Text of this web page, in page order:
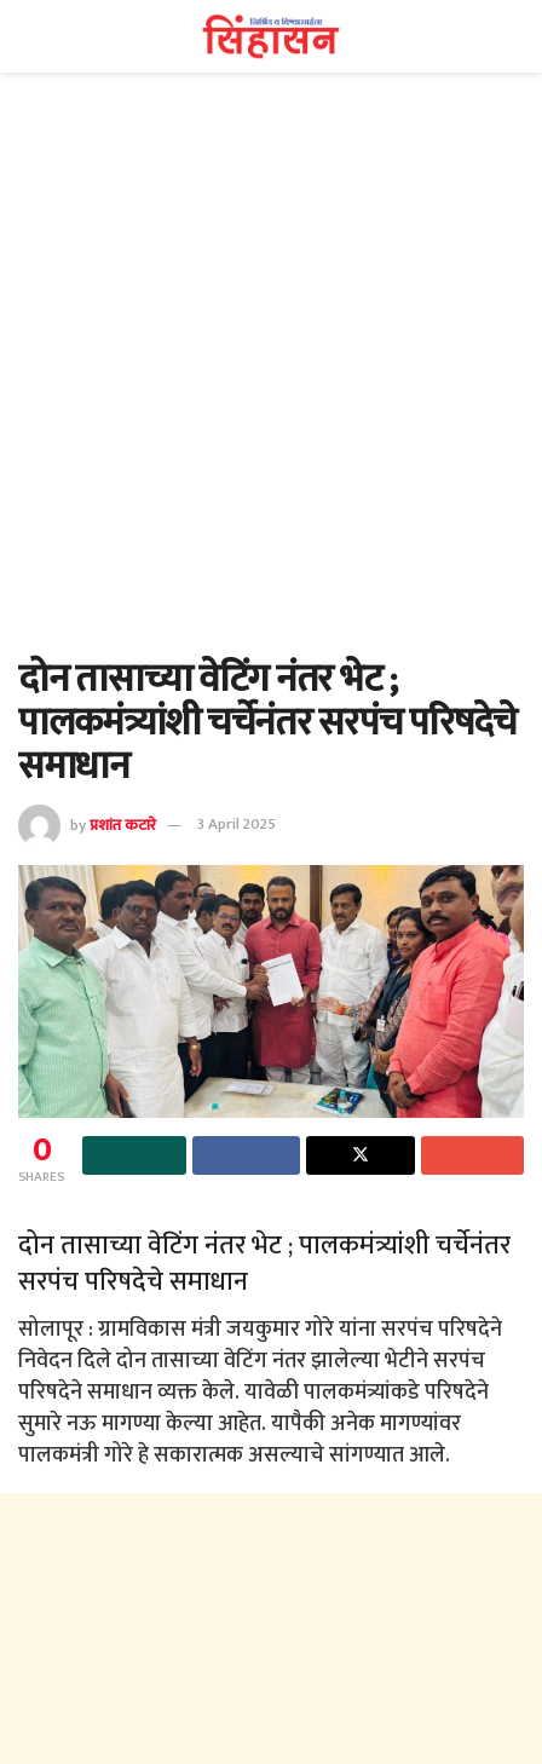
दोन तासाच्या वेटिंग नंतर भेट ;
पालकमंत्र्यांशी चर्चेनंतर सरपंच परिषदेचे
समाधान
byप्रशांत कटारे 3 April 2025
0
SHARES
दोन तासाच्या वेटिंग नंतर भेट ; पालकमंत्र्यांशी चर्चेनंतर
सरपंच परिषदेचे समाधान
सोलापूर : ग्रामविकास मंत्री जयकुमार गोरे यांना सरपंच परिषदेने
निवेदन दिले दोन तासाच्या वेटिंग नंतर झालेल्या भेटीने सरपंच
परिषदेने समाधान व्यक्त केले. यावेळी पालकमंत्र्यांकडे परिषदेने
सुमारे नऊ मागण्या केल्या आहेत. यापैकी अनेक मागण्यांवर
पालकमंत्री गोरे हे सकारात्मक असल्याचे सांगण्यात आले.